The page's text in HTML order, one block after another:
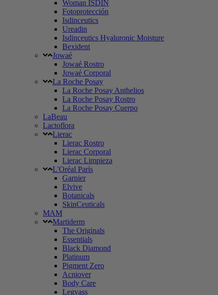
Woman ISDIN
Fotoprotección
Isdinceutics
Ureadin
Isdinceutics Hyaluronic Moisture
Bexident
Jowaé
Jowaé Rostro
Jowaé Corporal
La Roche Posay
La Roche Posay Anthelios
La Roche Posay Rostro
La Roche Posay Cuerpo
LaBeau
Lactoflora
Lierac
Lierac Rostro
Lierac Corporal
Lierac Limpieza
L'Oréal París
Garnier
Elvive
Botanicals
SkinCeuticals
MAM
Martiderm
The Originals
Essentials
Black Diamond
Platinum
Pigment Zero
Acniover
Body Care
Legvass